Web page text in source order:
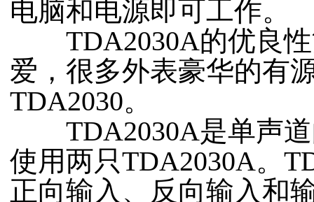
电脑和电源即可工作。
TDA2030A的优良性
爱，很多外表豪华的有
TDA2030。
TDA2030A是单声道
使用两只TDA2030A。
正向输入、反向输入和